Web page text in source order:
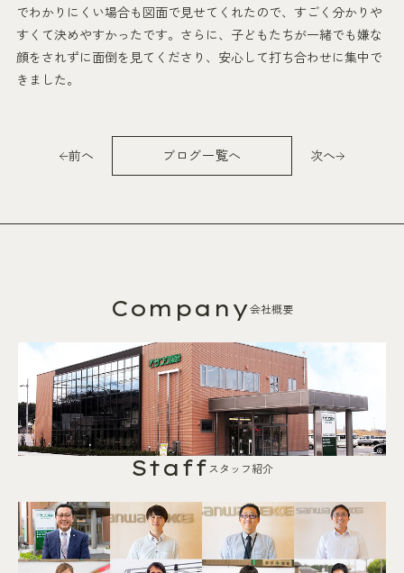
でわかりにくい場合も図面で見せてくれたので、すごく分かりや
すくて決めやすかったです。さらに、子どもたちが一緒でも嫌な
顔をされずに面倒を見てくださり、安心して打ち合わせに集中で
きました。
前へ ブログ一覧へ 次へ
Company会社概要
Staffスタッフ紹介